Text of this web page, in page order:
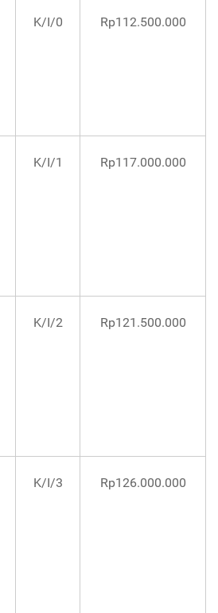
K/I/0 Rp112.500.000
K/I/1 Rp117.000.000
K/I/2 Rp121.500.000
K/I/3 Rp126.000.000